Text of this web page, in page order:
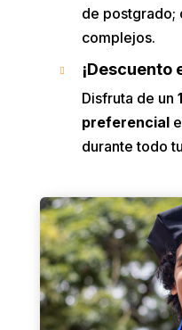
de postgrado;
complejos.
 ¡Descuento
Disfruta de un
preferencial
durante todo